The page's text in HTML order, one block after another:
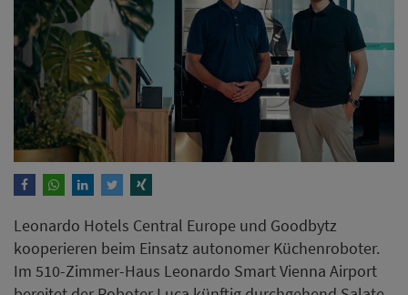
Leonardo Hotels Central Europe und Goodbytz
kooperieren beim Einsatz autonomer Küchenroboter.
Im 510-Zimmer-Haus Leonardo Smart Vienna Airport